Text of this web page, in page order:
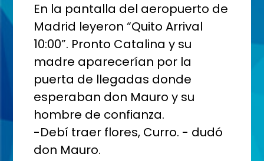
En la pantalla del aeropuerto de
Madrid leyeron “Quito Arrival
10:00”. Pronto Catalina y su
madre aparecerían por la
puerta de llegadas donde
esperaban don Mauro y su
hombre de confianza.
-Debí traer flores, Curro. - dudó
don Mauro.